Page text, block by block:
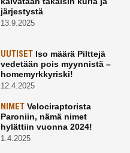
järjestystä
13.9.2025
UUTISETIso määrä Pilttejä
vedetään pois myynnistä –
homemyrkkyriski!
12.4.2025
NIMETVelociraptorista
Paroniin, nämä nimet
hylättiin vuonna 2024!
1.4.2025